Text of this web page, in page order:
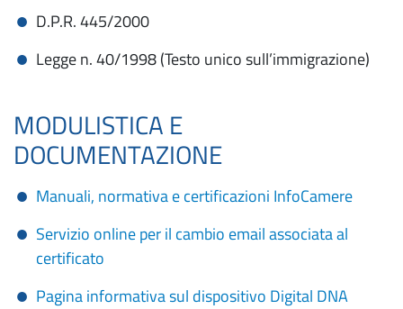
D.P.R. 445/2000
Legge n. 40/1998 (Testo unico sull’immigrazione)
MODULISTICA E
DOCUMENTAZIONE
Manuali, normativa e certificazioni InfoCamere
Servizio online per il cambio email associata al
certificato
Pagina informativa sul dispositivo Digital DNA